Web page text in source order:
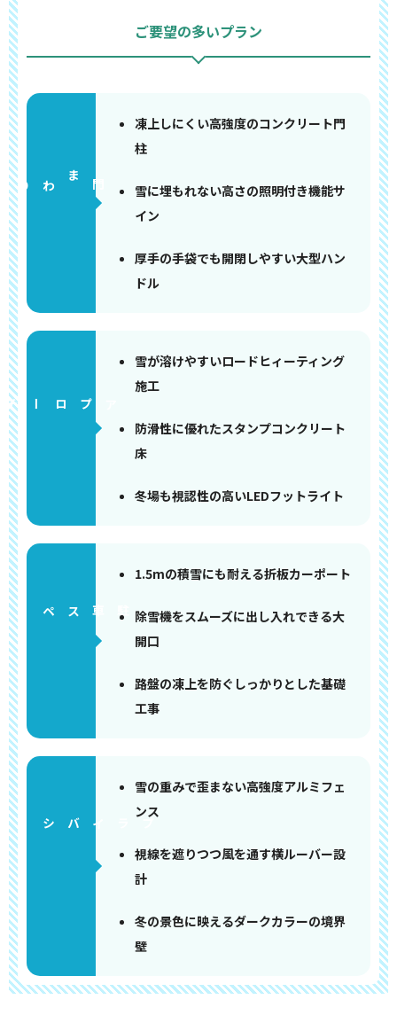
ご要望の多いプラン
門まわり
凍上しにくい高強度のコンクリート門
柱
雪に埋もれない高さの照明付き機能サ
イン
厚手の手袋でも開閉しやすい大型ハン
ドル
アプローチ
雪が溶けやすいロードヒィーティング
施工
防滑性に優れたスタンプコンクリート
床
冬場も視認性の高いLEDフットライト
1.5mの積雪にも耐える折板カーポート
除雪機をスムーズに出し入れできる大
開口
路盤の凍上を防ぐしっかりとした基礎
工事
雪の重みで歪まない高強度アルミフェ
ンス
視線を遮りつつ風を通す横ルーバー設
計
冬の景色に映えるダークカラーの境界
壁